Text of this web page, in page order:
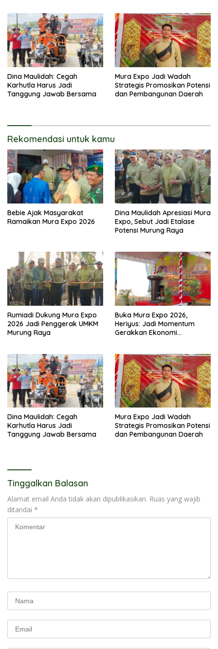
Dina Maulidah: Cegah
Karhutla Harus Jadi
Tanggung Jawab Bersama
Mura Expo Jadi Wadah
Strategis Promosikan Potensi
dan Pembangunan Daerah
Rekomendasi untuk kamu
Bebie Ajak Masyarakat
Ramaikan Mura Expo 2026
Dina Maulidah Apresiasi Mura
Expo, Sebut Jadi Etalase
Potensi Murung Raya
Rumiadi Dukung Mura Expo
2026 Jadi Penggerak UMKM
Murung Raya
Buka Mura Expo 2026,
Heriyus: Jadi Momentum
Gerakkan Ekonomi
Dina Maulidah: Cegah
Karhutla Harus Jadi
Tanggung Jawab Bersama
Mura Expo Jadi Wadah
Strategis Promosikan Potensi
dan Pembangunan Daerah
Tinggalkan Balasan
Alamat email Anda tidak akan dipublikasikan. Ruas yang wajib
ditandai *